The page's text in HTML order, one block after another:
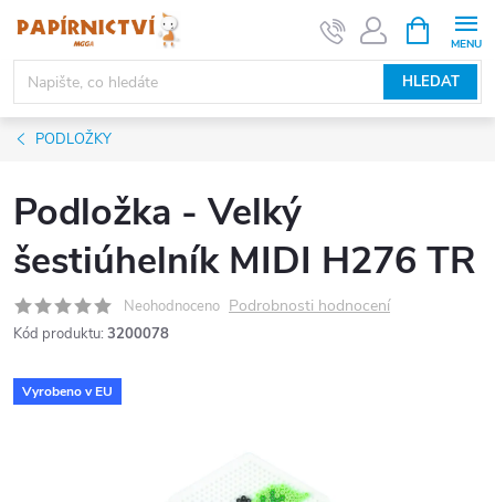
obsah
HLEDAT
NÁKUPNÍ
KOŠÍK
PODLOŽKY
Podložka - Velký
šestiúhelník MIDI H276 TR
Neohodnoceno Podrobnosti hodnocení
Kód produktu: 3200078
Vyrobeno v EU